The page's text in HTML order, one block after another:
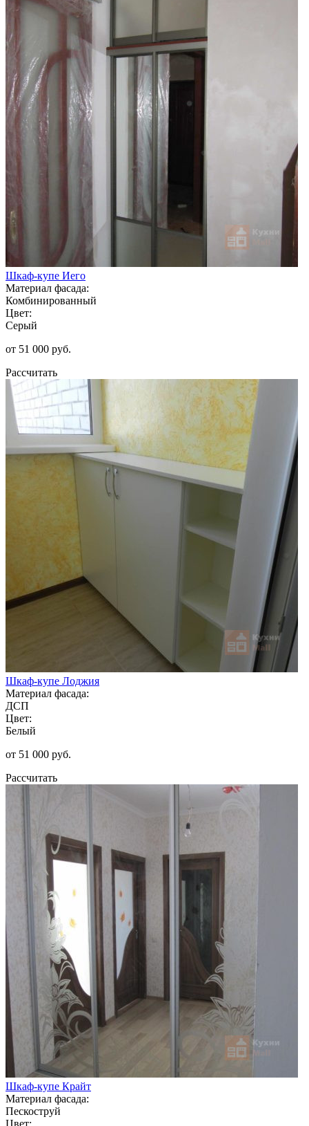
Шкаф-купе Иего
Материал фасада:
Комбинированный
Цвет:
Серый
от 51 000 руб.
Рассчитать
Шкаф-купе Лоджия
Материал фасада:
ДСП
Цвет:
Белый
от 51 000 руб.
Рассчитать
Шкаф-купе Крайт
Материал фасада:
Пескоструй
Цвет: